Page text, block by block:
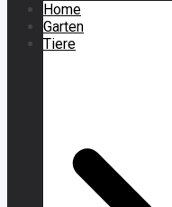
Home
Garten
Tiere